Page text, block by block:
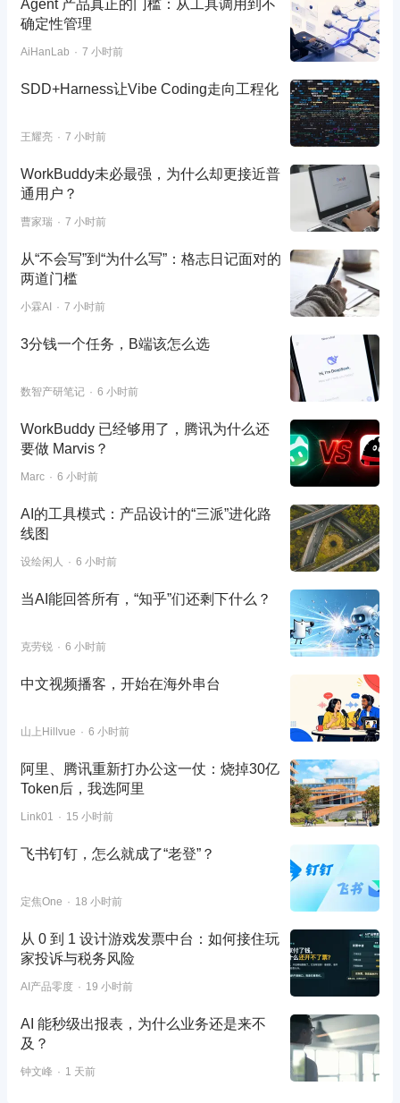
Agent 产品真正的门槛：从工具调用到不
确定性管理
AiHanLab 7 小时前
SDD+Harness让Vibe Coding走向工程化
王耀亮 7 小时前
WorkBuddy未必最强，为什么却更接近普
通用户？
曹家瑞 7 小时前
从“不会写”到“为什么写”：格志日记面对的
两道门槛
小霖AI 7 小时前
3分钱一个任务，B端该怎么选
数智产研笔记 6 小时前
WorkBuddy 已经够用了，腾讯为什么还
要做 Marvis？
Marc 6 小时前
AI的工具模式：产品设计的“三派”进化路
线图
设绘闲人 6 小时前
当AI能回答所有，“知乎”们还剩下什么？
克劳锐 6 小时前
中文视频播客，开始在海外串台
山上Hillvue 6 小时前
阿里、腾讯重新打办公这一仗：烧掉30亿
Token后，我选阿里
Link01 15 小时前
飞书钉钉，怎么就成了“老登”？
定焦One 18 小时前
从 0 到 1 设计游戏发票中台：如何接住玩
家投诉与税务风险
AI产品零度 19 小时前
AI 能秒级出报表，为什么业务还是来不
及？
钟文峰 1 天前